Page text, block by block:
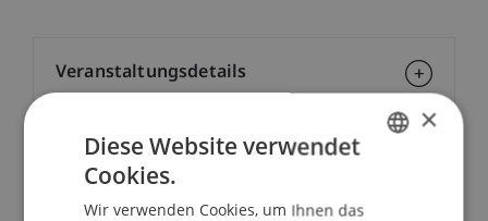
Veranstaltungsdetails
Kontakt
×
Diese Website verwendet
Cookies.
Wir verwenden Cookies, um Ihnen das